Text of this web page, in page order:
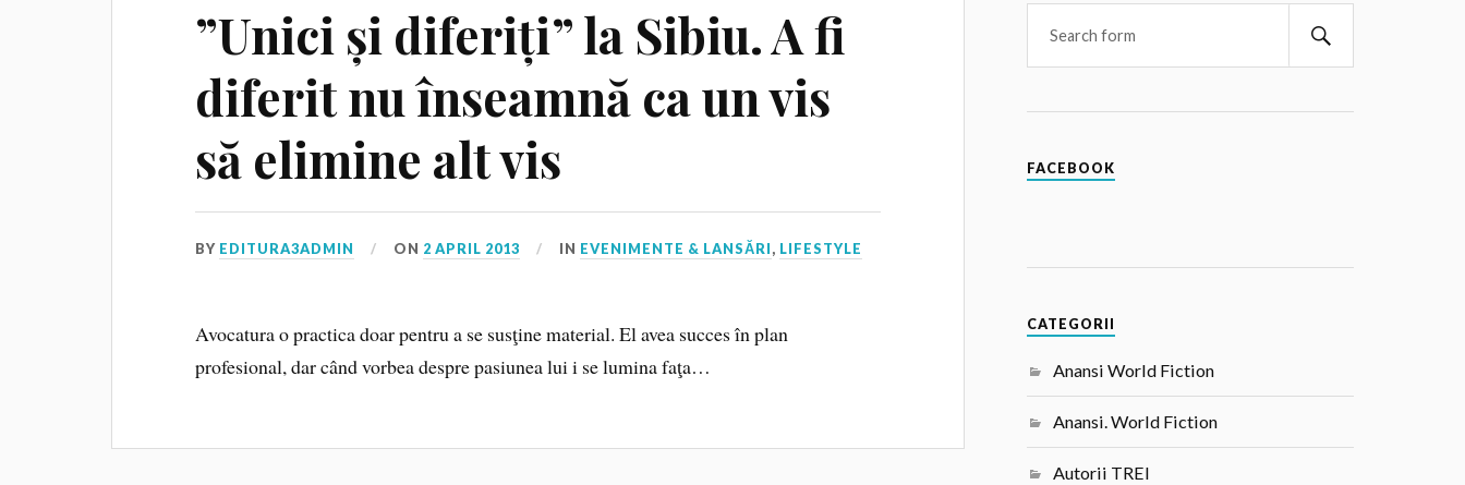
”Unici și diferiți” la Sibiu. A fi
diferit nu înseamnă ca un vis
să elimine alt vis
BY EDITURA3ADMIN ON 2 APRIL 2013 IN EVENIMENTE & LANSĂRI, LIFESTYLE
Avocatura o practica doar pentru a se susţine material. El avea succes în plan
profesional, dar când vorbea despre pasiunea lui i se lumina faţa…
FACEBOOK
CATEGORII
Anansi World Fiction
Anansi. World Fiction
Autorii TREI